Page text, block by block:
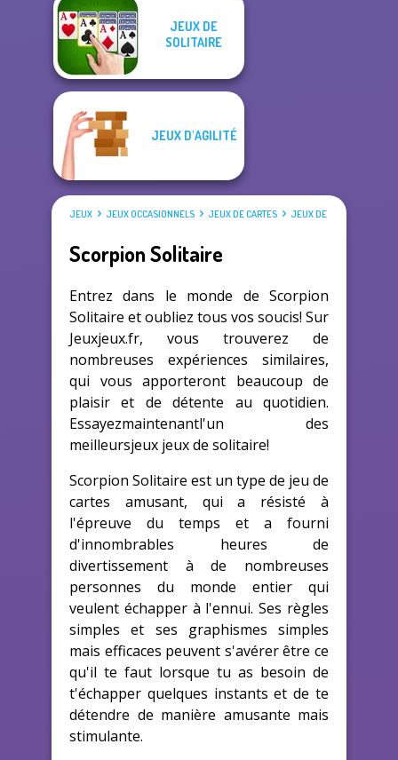
JEUX DE
SOLITAIRE
JEUX D'AGILITÉ
JEUX JEUX OCCASIONNELS JEUX DE CARTES JEUX DE SOLITAIRE
Scorpion Solitaire
Entrez dans le monde de Scorpion
Solitaire et oubliez tous vos soucis! Sur
Jeuxjeux.fr, vous trouverez de
nombreuses expériences similaires,
qui vous apporteront beaucoup de
plaisir et de détente au quotidien.
Essayezmaintenantl'un des
meilleursjeux jeux de solitaire!
Scorpion Solitaire est un type de jeu de
cartes amusant, qui a résisté à
l'épreuve du temps et a fourni
d'innombrables heures de
divertissement à de nombreuses
personnes du monde entier qui
veulent échapper à l'ennui. Ses règles
simples et ses graphismes simples
mais efficaces peuvent s'avérer être ce
qu'il te faut lorsque tu as besoin de
t'échapper quelques instants et de te
détendre de manière amusante mais
stimulante.